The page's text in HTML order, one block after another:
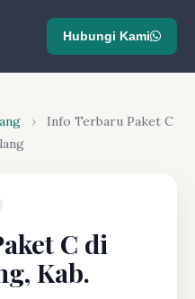
Hubungi Kami
›
Info Terbaru Paket C
C di
Kab.